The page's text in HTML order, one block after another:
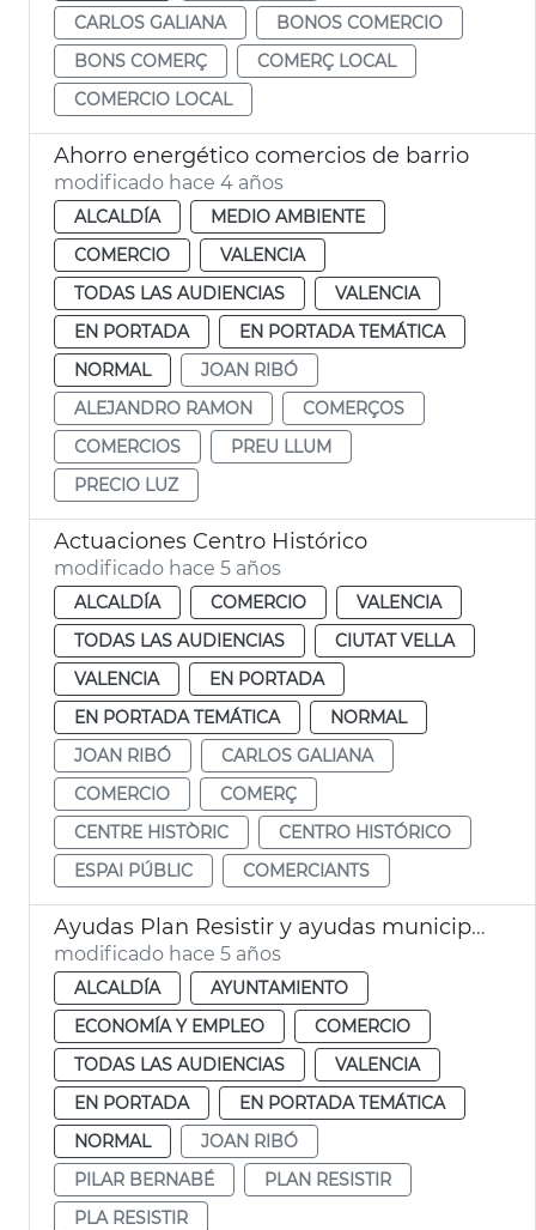
CARLOS GALIANA
BONOS COMERCIO
BONS COMERÇ
COMERÇ LOCAL
COMERCIO LOCAL
Ahorro energético comercios de barrio
modificado hace 4 años
ALCALDÍA
MEDIO AMBIENTE
COMERCIO
VALENCIA
TODAS LAS AUDIENCIAS
VALENCIA
EN PORTADA
EN PORTADA TEMÁTICA
NORMAL
JOAN RIBÓ
ALEJANDRO RAMON
COMERÇOS
COMERCIOS
PREU LLUM
PRECIO LUZ
Actuaciones Centro Histórico
modificado hace 5 años
ALCALDÍA COMERCIO
VALENCIA
TODAS LAS AUDIENCIAS
CIUTAT VELLA
VALENCIA
EN PORTADA
EN PORTADA TEMÁTICA
NORMAL
JOAN RIBÓ
CARLOS GALIANA
COMERCIO
COMERÇ
CENTRE HISTÒRIC
CENTRO HISTÓRICO
ESPAI PÚBLIC
COMERCIANTS
Ayudas Plan Resistir y ayudas municipales al comercio
modificado hace 5 años
ALCALDÍA
AYUNTAMIENTO
ECONOMÍA Y EMPLEO
COMERCIO
TODAS LAS AUDIENCIAS
VALENCIA
EN PORTADA
EN PORTADA TEMÁTICA
NORMAL
JOAN RIBÓ
PILAR BERNABÉ
PLAN RESISTIR
PLA RESISTIR